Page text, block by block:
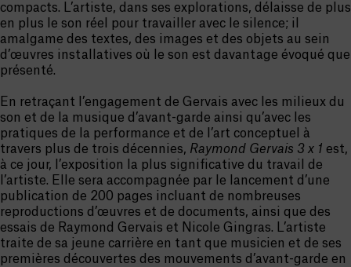
compacts. L’artiste, dans ses explorations, délaisse de plus
en plus le son réel pour travailler avec le silence; il
amalgame des textes, des images et des objets au sein
d’œuvres installatives où le son est davantage évoqué que
présenté.
En retraçant l’engagement de Gervais avec les milieux du
son et de la musique d’avant-garde ainsi qu’avec les
pratiques de la performance et de l’art conceptuel à
travers plus de trois décennies, Raymond Gervais 3 x 1 est,
à ce jour, l’exposition la plus significative du travail de
l’artiste. Elle sera accompagnée par le lancement d’une
publication de 200 pages incluant de nombreuses
reproductions d’œuvres et de documents, ainsi que des
essais de Raymond Gervais et Nicole Gingras. L’artiste
traite de sa jeune carrière en tant que musicien et de ses
premières découvertes des mouvements d’avant-garde en